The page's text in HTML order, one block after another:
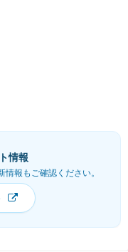
情報
報もご確認ください。